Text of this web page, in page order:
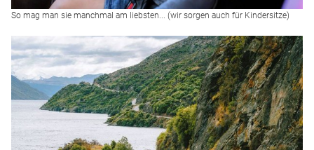
So mag man sie manchmal am liebsten... (wir sorgen auch für Kindersitze)